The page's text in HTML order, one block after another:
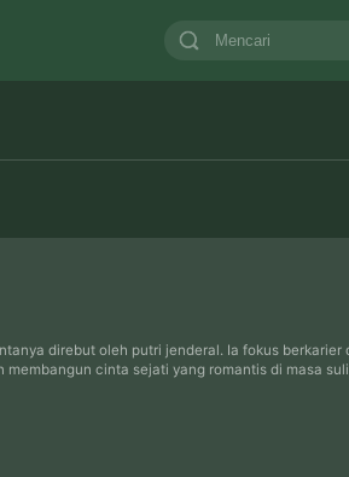
direbut oleh putri jenderal. Ia fokus berkarier
cinta sejati yang romantis di masa